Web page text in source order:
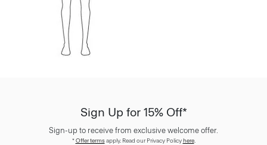
Sign Up for 15% Off*
Sign-up to receive from exclusive welcome offer.
*Offer termsapply. Read our Privacy Policyhere.